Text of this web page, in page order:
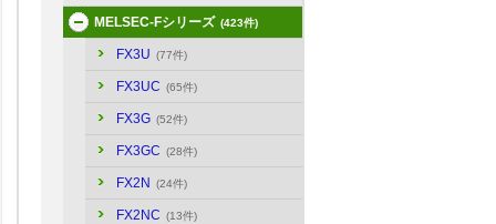
MELSEC-Fシリーズ (423件)
FX3U (77件)
FX3UC (65件)
FX3G (52件)
FX3GC (28件)
FX2N (24件)
FX2NC (13件)